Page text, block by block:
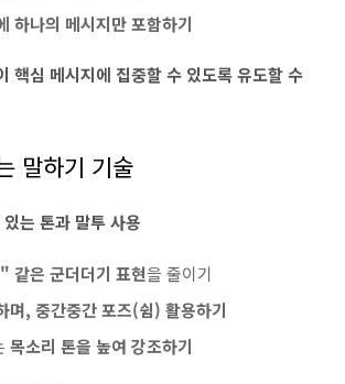
하나의 메시지만 포함하기
핵심 메시지에 집중할 수 있도록 유도할 수
말하기 기술
는 톤과 말투 사용
은 군더더기 표현을 줄이기
며, 중간중간 포즈(쉼) 활용하기
목소리 톤을 높여 강조하기